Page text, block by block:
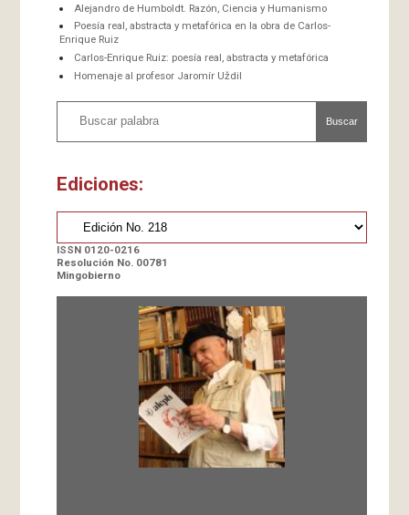
Alejandro de Humboldt. Razón, Ciencia y Humanismo
Poesía real, abstracta y metafórica en la obra de Carlos-
Enrique Ruiz
Carlos-Enrique Ruiz: poesía real, abstracta y metafórica
Homenaje al profesor Jaromír Uždil
Buscar
Ediciones:
ISSN 0120-0216
Resolución No. 00781
Mingobierno